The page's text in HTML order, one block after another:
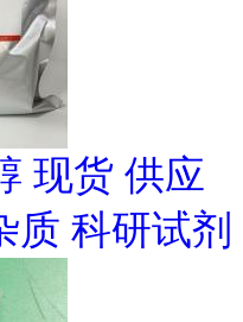
现货 供应
质 科研试剂